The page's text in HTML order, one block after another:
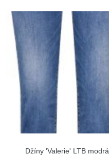
Džíny 'Valerie' LTB modrá